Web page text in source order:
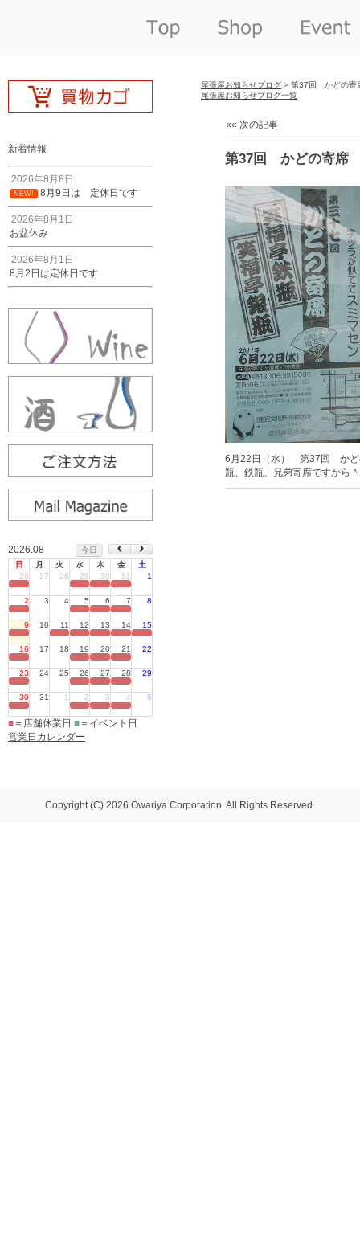
新着情報
2026年8月8日
NEW! 8月9日は 定休日です
2026年8月1日
お盆休み
2026年8月1日
8月2日は定休日です
2026.08
今日
日
月 火 水 木 金
土
26
27 28 29 30 31 1
2 3 4 5 6 7 8
9 10 11 12 13 14 15
16 17 18 19 20 21 22
23 24 25 26 27 28 29
30 31 1 2 3 4 5
■ ＝店舗休業日 ■ ＝イベント日
営業日カレンダー
尾張屋お知らせブログ > 第37回 かどの寄
尾張屋お知らせブログ一覧
«« 次の記事
第37回 かどの寄席
6月22日（水） 第37回 かど
瓶、鉄瓶、兄弟寄席ですか
Copyright (C) 2026 Owariya Corporation. All Rights Reserved.